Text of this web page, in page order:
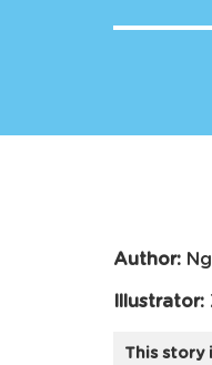
Author:
Illustrator:
This story